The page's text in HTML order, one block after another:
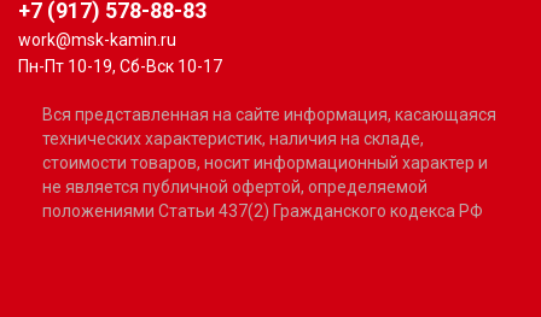
+7 (917) 578-88-83
work@msk-kamin.ru
Пн-Пт 10-19, Сб-Вск 10-17
Вся представленная на сайте информация, касающаяся
технических характеристик, наличия на складе,
стоимости товаров, носит информационный характер и
не является публичной офертой, определяемой
положениями Статьи 437(2) Гражданского кодекса РФ